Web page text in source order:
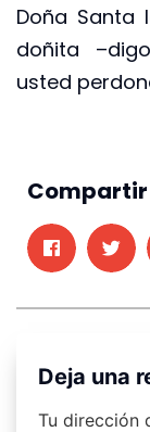
Doña Santa
doñita
usted
Compartir
Deja una
Tu dirección